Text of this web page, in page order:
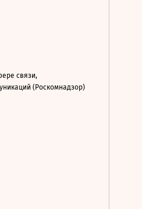
связи,
(Роскомнадзор)